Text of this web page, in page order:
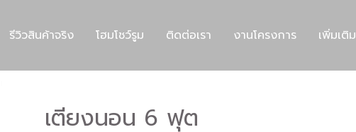
รีวิวสินค้าจริง โฮมโชว์รูม ติดต่อเรา งานโครงการ เพิ่มเติม
เตียงนอน 6 ฟุต